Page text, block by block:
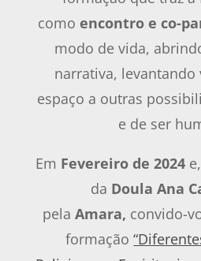
como encontro e co-
modo de vida,
narrativa, levantando
espaço a outras
e de ser
Em Fevereiro de 2024
da Doula Ana
pela Amara, convido-
formação